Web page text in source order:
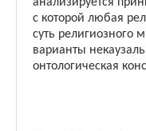
с которой любая
суть религиозного
варианты
онтологическая